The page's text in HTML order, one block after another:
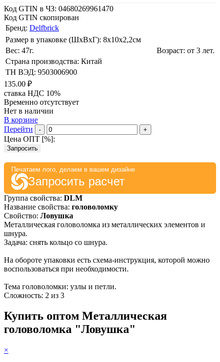
Код GTIN в ЧЗ: 04680269961470
Код GTIN скопирован
Бренд: Delfbrick
Размер в упаковке (ШхВxГ): 8х10х2,2cм
Вес: 47г.
Возраст: от 3 лет.
Страна производства: Китай
ТН ВЭД: 9503006900
135.00 ₽
ставка НДС 10%
Временно отсутствует
Нет в наличии
В корзине
Перейти
- +
Цена ОПТ [%]:
Запросить
Печатаем лого, делаем в вашем дизайне
Запросить расчет
Группа свойства: DLM
Название свойства: головоломку
Свойство: Ловушка
Металлическая головоломка из металлических элементов и
шнура.
Задача: снять кольцо со шнура.
На обороте упаковки есть схема-инструкция, которой можно
воспользоваться при необходимости.
Тема головоломки: узлы и петли.
Сложность: 2 из 3
Купить оптом Металлическая
головоломка "Ловушка"
×